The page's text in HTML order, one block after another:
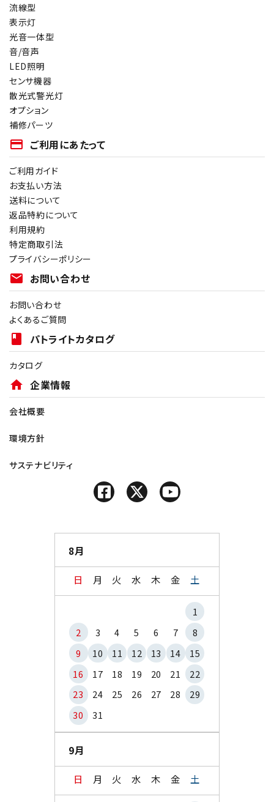
流線型
表示灯
光音一体型
音/音声
LED照明
センサ機器
散光式警光灯
オプション
補修パーツ
payment ご利用にあたって
ご利用ガイド
お支払い方法
送料について
返品特約について
利用規約
特定商取引法
プライバシーポリシー
mail お問い合わせ
お問い合わせ
よくあるご質問
book パトライトカタログ
カタログ
home 企業情報
会社概要
環境方針
サステナビリティ
8月
日 月 火 水 木 金 土
1
2
3 4 5 6 7
8
9
10 11 12 13 14
15
16
17 18 19 20 21
22
23
24 25 26 27 28
29
30
31
9月
日 月 火 水 木 金 土